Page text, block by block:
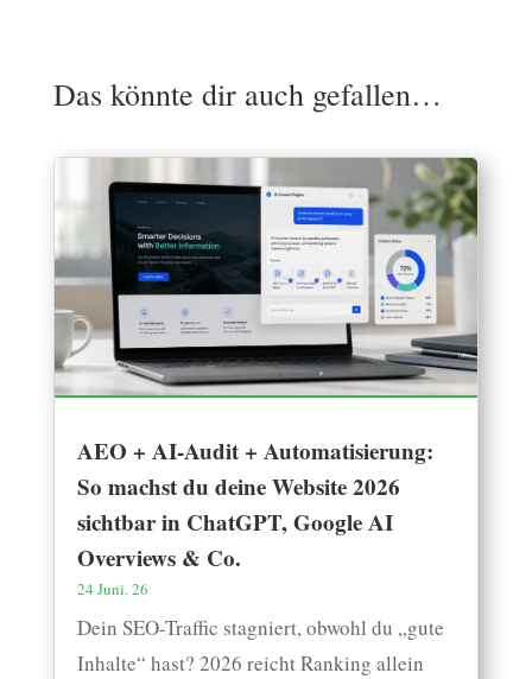
Das könnte dir auch gefallen…
AEO + AI-Audit + Automatisierung:
So machst du deine Website 2026
sichtbar in ChatGPT, Google AI
Overviews & Co.
24 Juni. 26
Dein SEO-Traffic stagniert, obwohl du „gute
Inhalte“ hast? 2026 reicht Ranking allein